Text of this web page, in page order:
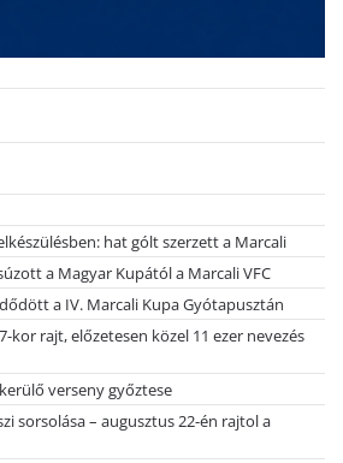
hat gólt szerzett a Marcali
a Magyar Kupától a Marcali VFC
a IV. Marcali Kupa Gyótapusztán
kor rajt, előzetesen közel 11 ezer nevezés
verseny győztese
sorsolása – augusztus 22-én rajtol a